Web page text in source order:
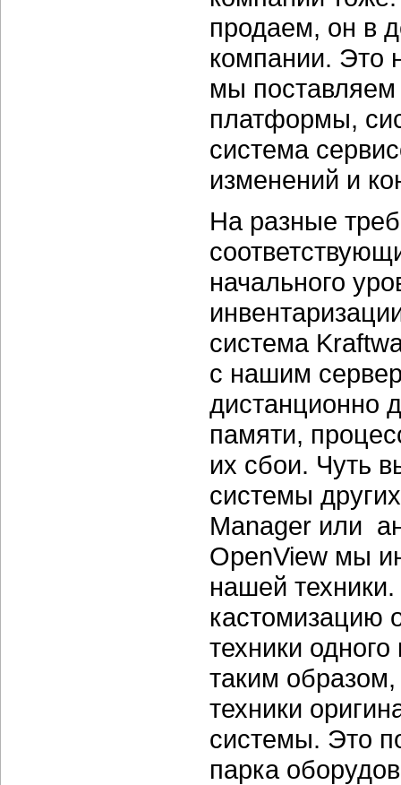
продаем, он в
компании. Это
мы
платформы,
система
изменений и
На разные
начального
система
с нашим
дистанционно
памяти,
их сбои. Чуть
системы
Manager или
OpenView мы
нашей
кастомизацию
техники
таким
техники
системы. Это
парка